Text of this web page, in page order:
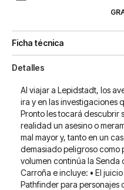
Ficha técnica
Detalles
Al viajar a Lepidstadt, los
ira y en las investigaciones
Pronto les tocará descubrir
realidad un asesino o
mal mayor y, tanto en un
demasiado peligroso como
volumen continúa la Senda
Carroña e incluye: • El
Pathfinder para personajes